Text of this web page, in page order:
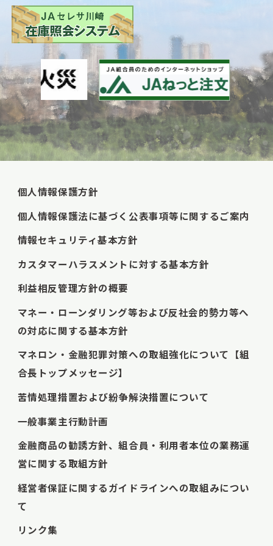
個人情報保護方針
個人情報保護法に基づく公表事項等に関するご案内
情報セキュリティ基本方針
カスタマーハラスメントに対する基本方針
利益相反管理方針の概要
マネー・ローンダリング等および反社会的勢力等へ
の対応に関する基本方針
マネロン・金融犯罪対策への取組強化について【組
合長トップメッセージ】
苦情処理措置および紛争解決措置について
一般事業主行動計画
金融商品の勧誘方針、組合員・利用者本位の業務運
営に関する取組方針
経営者保証に関するガイドラインへの取組みについ
て
リンク集